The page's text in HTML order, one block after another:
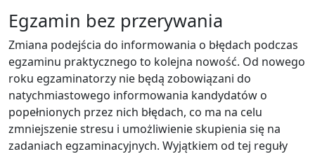
Egzamin bez przerywania
Zmiana podejścia do informowania o błędach podczas
egzaminu praktycznego to kolejna nowość. Od nowego
roku egzaminatorzy nie będą zobowiązani do
natychmiastowego informowania kandydatów o
popełnionych przez nich błędach, co ma na celu
zmniejszenie stresu i umożliwienie skupienia się na
zadaniach egzaminacyjnych. Wyjątkiem od tej reguły